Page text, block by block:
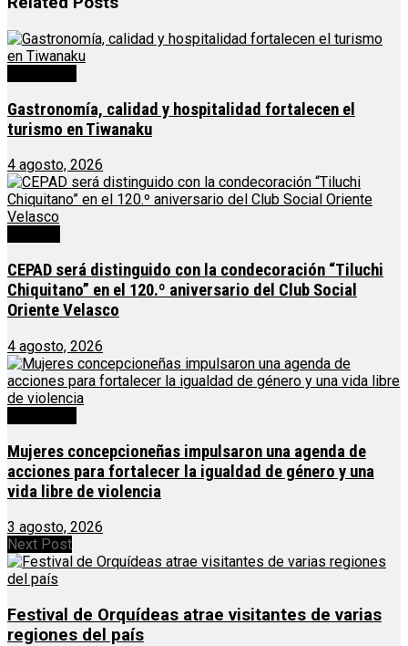
Gastronomía, calidad y hospitalidad fortalecen el
turismo en Tiwanaku
4 agosto, 2026
CEPAD será distinguido con la condecoración “Tiluchi
Chiquitano” en el 120.º aniversario del Club Social
Oriente Velasco
4 agosto, 2026
Mujeres concepcioneñas impulsaron una agenda de
acciones para fortalecer la igualdad de género y una
vida libre de violencia
3 agosto, 2026
Next Post
Festival de Orquídeas atrae visitantes de varias
regiones del país